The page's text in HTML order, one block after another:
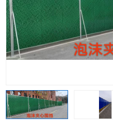
生产加工单板复合围挡 市
政围挡